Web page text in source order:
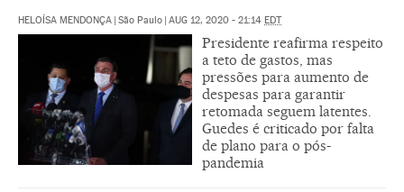
HELOÍSA MENDONÇA | São Paulo | AUG 12, 2020 - 21:14 EDT
Presidente reafirma respeito
a teto de gastos, mas
pressões para aumento de
despesas para garantir
retomada seguem latentes.
Guedes é criticado por falta
de plano para o pós-
pandemia